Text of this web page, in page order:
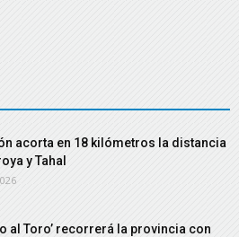
acorta en 18 kilómetros la distancia
y Tahal
al Toro’ recorrerá la provincia con